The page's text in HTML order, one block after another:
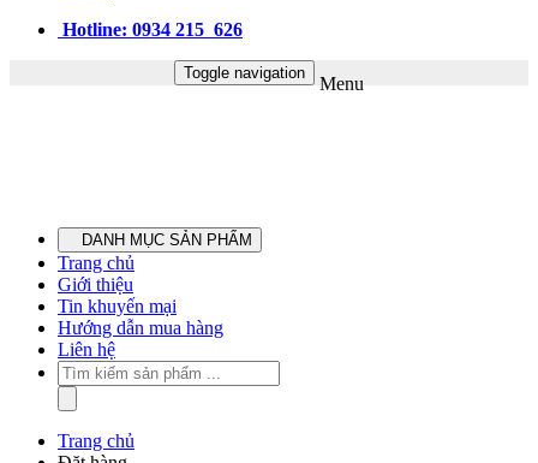
Hotline: 0934 215 626
Toggle navigation
Menu
DANH MỤC SẢN PHẨM
Trang chủ
Giới thiệu
Tin khuyến mại
Hướng dẫn mua hàng
Liên hệ
Trang chủ